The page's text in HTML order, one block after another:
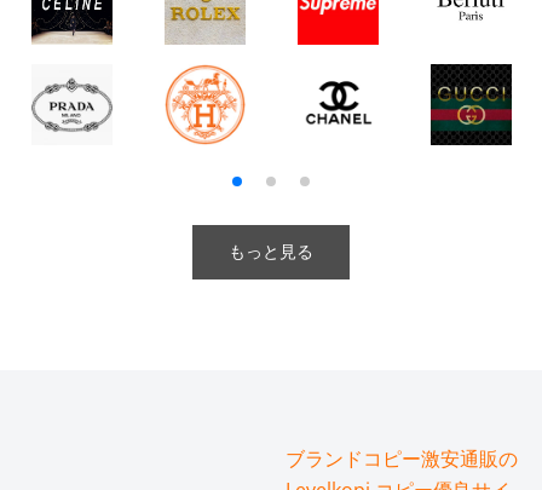
もっと見る
ブランドコピー激安通販の